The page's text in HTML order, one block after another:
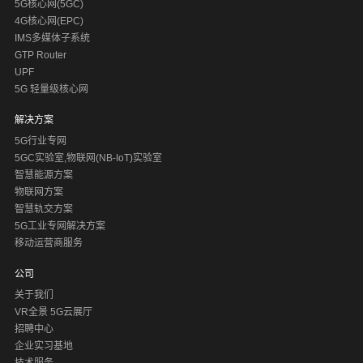
5G核心网(5GC)
4G核心网(EPC)
IMS多媒体子系统
GTP Router
UPF
5G 轻量级核心网
解决方案
5G行业专网
5GC实验室,物联网(NB-IoT)实验室
智慧能源方案
物联网方案
智慧轨交方案
5G工业专网解决方案
移动运营商服务
公司
关于我们
VR全景 5G云展厅
招聘中心
企业实习基地